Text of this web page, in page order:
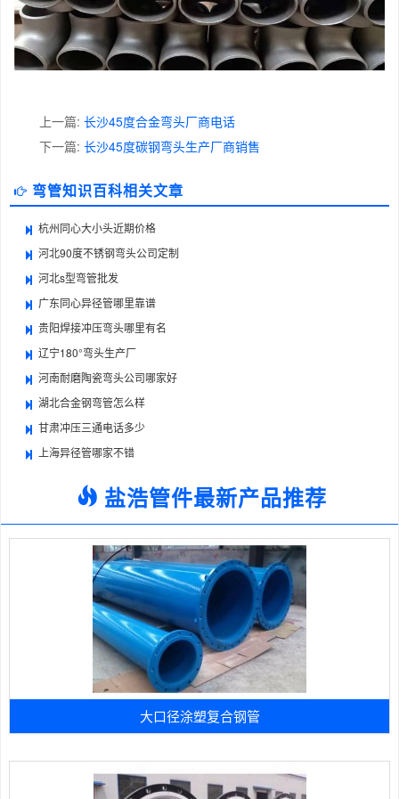
上一篇: 长沙45度合金弯头厂商电话
下一篇: 长沙45度碳钢弯头生产厂商销售
弯管知识百科相关文章
杭州同心大小头近期价格
河北90度不锈钢弯头公司定制
河北s型弯管批发
广东同心异径管哪里靠谱
贵阳焊接冲压弯头哪里有名
辽宁180°弯头生产厂
河南耐磨陶瓷弯头公司哪家好
湖北合金钢弯管怎么样
甘肃冲压三通电话多少
上海异径管哪家不错
盐浩管件最新产品推荐
大口径涂塑复合钢管